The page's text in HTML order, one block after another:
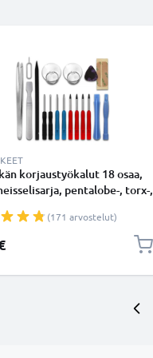
korjaustyökalut 18 osaa,
pentalobe-, torx-,
pinsetit ja tarra -
avaustyökalut
(171 arvostelut)